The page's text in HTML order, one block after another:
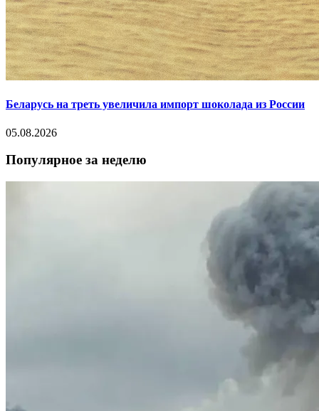
Беларусь на треть увеличила импорт шоколада из России
05.08.2026
Популярное за неделю